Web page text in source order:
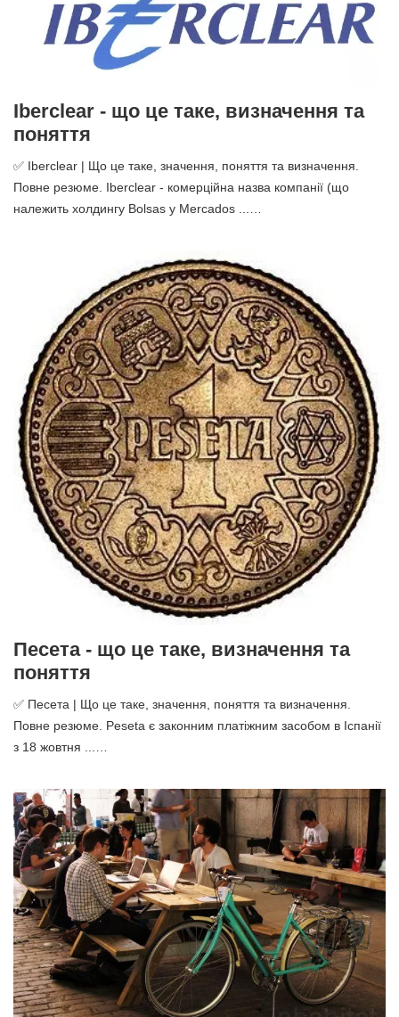
Iberclear - що це таке, визначення та
поняття
✅ Iberclear | Що це таке, значення, поняття та визначення.
Повне резюме. Iberclear - комерційна назва компанії (що
належить холдингу Bolsas y Mercados ...…
Песета - що це таке, визначення та
поняття
✅ Песета | Що це таке, значення, поняття та визначення.
Повне резюме. Peseta є законним платіжним засобом в Іспанії
з 18 жовтня ...…